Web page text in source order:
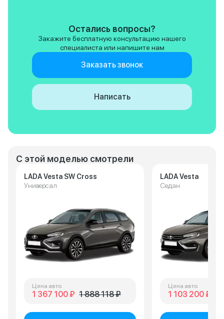
С этой моделью смотрели
LADA Vesta SW Cross
Универсал
Цена авто
1 367 100 ₽ 1 888 118 ₽
LADA Vesta
Седан
Цена авто
1 103 200 ₽
Остались вопросы?
Закажите бесплатную консультацию нашего
специалиста или напишите нам
Заказать звонок
Написать